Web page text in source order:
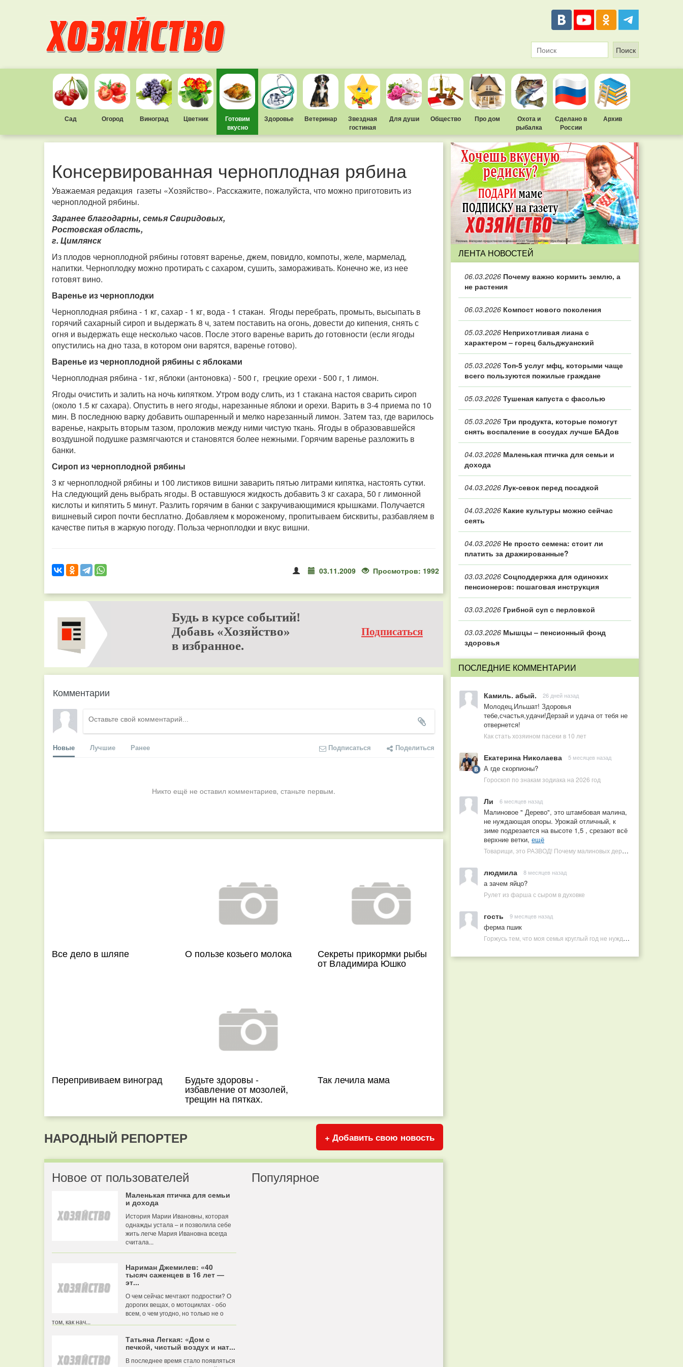
Сад Огород Виноград Цветник
Готовим
вкусно
Здоровье Ветеринар
Звездная
гостиная
Для души Общество Про дом
Охота и
рыбалка
Сделано в
России
Архив
Консервированная черноплодная рябина
Уважаемая редакция газеты «Хозяйство». Расскажите, пожалуйста, что можно приготовить из
черноплодной рябины.
Заранее благодарны, семья Свиридовых,
Ростовская область,
г. Цимлянск
Из плодов черноплодной рябины готовят варенье, джем, повидло, компоты, желе, мармелад,
напитки. Черноплодку можно протирать с сахаром, сушить, замораживать. Конечно же, из нее
готовят вино.
Варенье из черноплодки
Черноплодная рябина - 1 кг, сахар - 1 кг, вода - 1 стакан. Ягоды перебрать, промыть, высыпать в
горячий сахарный сироп и выдержать 8 ч, затем поставить на огонь, довести до кипения, снять с
огня и выдержать еще несколько часов. После этого варенье варить до готовности (если ягоды
опустились на дно таза, в котором они варятся, варенье готово).
Варенье из черноплодной рябины с яблоками
Черноплодная рябина - 1кг, яблоки (антоновка) - 500 г, грецкие орехи - 500 г, 1 лимон.
Ягоды очистить и залить на ночь кипятком. Утром воду слить, из 1 стакана настоя сварить сиpоп
(около 1.5 кг сахара). Опустить в него ягоды, нарезанные яблоки и орехи. Варить в 3-4 приема по 10
мин. В последнюю варку добавить ошпаренный и мелко нарезанный лимон. Затем таз, где варилось
варенье, накрыть вторым тазом, проложив между ними чистую ткань. Ягоды в образовавшейся
воздушной подушке размягчаются и становятся более нежными. Горячим варенье разложить в
банки.
Сироп из черноплодной рябины
3 кг черноплодной рябины и 100 листиков вишни заварить пятью литрами кипятка, настоять сутки.
На следующий день выбрать ягоды. В оставшуюся жидкость добавить 3 кг сахара, 50 г лимонной
кислоты и кипятить 5 минут. Разлить горячим в банки с закручивающимися крышками. Получается
вишневый сироп почти бесплатно. Добавляем к мороженому, пропитываем бисквиты, разбавляем в
качестве питья в жаркую погоду. Польза черноплодки и вкус вишни.
03.11.2009 Просмотров: 1992
Будь в курсе событий!
Добавь «Хозяйство»
в избранное.
Подписаться
Комментарии
Новые Лучшие Ранее Подписаться Поделиться
Никто ещё не оставил комментариев, станьте первым.
Все дело в шляпе О пользе козьего молока Секреты прикормки рыбы
от Владимира Юшко
Перепрививаем виноград Будьте здоровы -
избавление от мозолей,
трещин на пятках.
Так лечила мама
НАРОДНЫЙ РЕПОРТЕР + Добавить свою новость
Новое от пользователей
Маленькая птичка для семьи
и дохода
История Марии Ивановны, которая
однажды устала – и позволила себе
жить легче Мария Ивановна всегда
считала...
Нариман Джемилев: «40
тысяч саженцев в 16 лет —
эт...
О чем сейчас мечтают подростки? О
дорогих вещах, о мотоциклах - обо
всем, о чем угодно, но только не о
том, как нач...
Татьяна Легкая: «Дом с
печкой, чистый воздух и нат...
В последнее время стало появляться
Популярное
ЛЕНТА НОВОСТЕЙ
06.03.2026 Почему важно кормить землю, а
не растения
06.03.2026 Компост нового поколения
05.03.2026 Неприхотливая лиана с
характером – горец бальджуанский
05.03.2026 Топ‑5 услуг мфц, которыми чаще
всего пользуются пожилые граждане
05.03.2026 Тушеная капуста с фасолью
05.03.2026 Три продукта, которые помогут
снять воспаление в сосудах лучше БАДов
04.03.2026 Маленькая птичка для семьи и
дохода
04.03.2026 Лук-севок перед посадкой
04.03.2026 Какие культуры можно сейчас
сеять
04.03.2026 Не просто семена: стоит ли
платить за дражированные?
03.03.2026 Соцподдержка для одиноких
пенсионеров: пошаговая инструкция
03.03.2026 Грибной суп с перловкой
03.03.2026 Мышцы – пенсионный фонд
здоровья
ПОСЛЕДНИЕ КОММЕНТАРИИ
Камиль. абый. 26 дней назад
Молодец,Ильшат! Здоровья
тебе,счастья,удачи!Дерзай и удача от тебя не
отвернется!
Как стать хозяином пасеки в 10 лет
Екатерина Николаева 5 месяцев назад
А где скорпионы?
Гороскоп по знакам зодиака на 2026 год
Ли 6 месяцев назад
Малиновое " Дерево", это штамбовая малина,
не нуждающая опоры. Урожай отличный, к
зиме подрезается на высоте 1,5 , срезают всё
верхние ветки, ещё
Товарищи, это РАЗВОД! Почему малиновых деревьев не бывает, или Как ушлые продавцы наживаются на мечтах садоводов
людмила 8 месяцев назад
а зачем яйцо?
Рулет из фарша с сыром в духовке
гость 9 месяцев назад
ферма пшик
Горжусь тем, что моя семья круглый год не нуждается в покупных витаминах